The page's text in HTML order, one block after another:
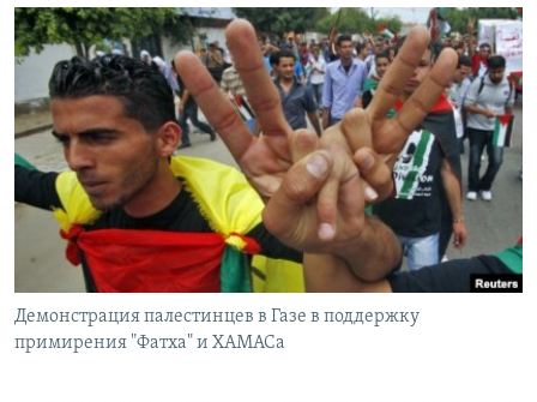
Вернутся
поиску
КАВКАЗ.РЕАЛИИ
СЕВЕР.РЕАЛИИ
СИБИРЬ.РЕАЛИИ
РАСПИСАНИЕ ВЕЩАНИЯ
ПОДПИШИТЕСЬ НА РАССЫЛКУ
СОЦИАЛЬНЫЕ СЕТИ
Демонстрация палестинцев в Газе в поддержку
примирения "Фатха" и ХАМАСа